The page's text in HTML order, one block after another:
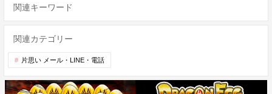
関連キーワード
関連カテゴリー
片思い メール・LINE・電話